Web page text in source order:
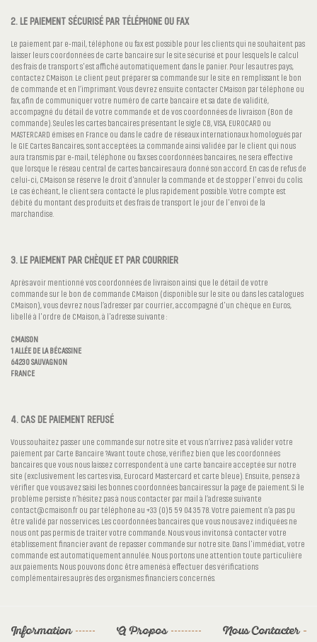
2. LE PAIEMENT SÉCURISÉ PAR TÉLÉPHONE OU FAX
Le paiement par e-mail, téléphone ou fax est possible pour les clients qui ne souhaitent pas
laisser leurs coordonnées de carte bancaire sur le site sécurisé et pour lesquels le calcul
des frais de transport s'est affiché automatiquement dans le panier. Pour les autres pays,
contactez CMaison. Le client peut préparer sa commande sur le site en remplissant le bon
de commande et en l’imprimant. Vous devrez ensuite contacter CMaison par téléphone ou
fax, afin de communiquer votre numéro de carte bancaire et sa date de validité,
accompagné du détail de votre commande et de vos coordonnées de livraison (Bon de
commande). Seules les cartes bancaires présentant le sigle CB, VISA, EUROCARD ou
MASTERCARD émises en France ou dans le cadre de réseaux internationaux homologués par
le GIE Cartes Bancaires, sont acceptées. La commande ainsi validée par le client qui nous
aura transmis par e-mail, téléphone ou fax ses coordonnées bancaires, ne sera effective
que lorsque le réseau central de cartes bancaires aura donné son accord. En cas de refus de
celui-ci, CMaison se réserve le droit d'annuler la commande et de stopper l'envoi du colis.
Le cas échéant, le client sera contacté le plus rapidement possible. Votre compte est
débité du montant des produits et des frais de transport le jour de l'envoi de la
marchandise.
3. LE PAIEMENT PAR CHÈQUE ET PAR COURRIER
Après avoir mentionné vos coordonnées de livraison ainsi que le détail de votre
commande sur le bon de commande CMaison (disponible sur le site ou dans les catalogues
CMaison), vous devrez nous l’adresser par courrier, accompagné d'un chèque en Euros,
libellé à l'ordre de CMaison, à l'adresse suivante :
CMAISON
1 ALLÉE DE LA BÉCASSINE
64230 SAUVAGNON
FRANCE
4. CAS DE PAIEMENT REFUSÉ
Vous souhaitez passer une commande sur notre site et vous n’arrivez pas à valider votre
paiement par Carte Bancaire ?Avant toute chose, vérifiez bien que les coordonnées
bancaires que vous nous laissez correspondent à une carte bancaire acceptée sur notre
site (exclusivement les cartes visa, Eurocard Mastercard et carte bleue). Ensuite, pensez à
vérifier que vous avez saisi les bonnes coordonnées bancaires sur la page de paiement. Si le
problème persiste n’hésitez pas à nous contacter par mail à l’adresse suivante
contact@cmaison.fr ou par téléphone au +33 (0)5 59 04 35 78. Votre paiement n’a pas pu
être validé par nos services. Les coordonnées bancaires que vous nous avez indiquées ne
nous ont pas permis de traiter votre commande. Nous vous invitons à contacter votre
établissement financier avant de repasser commande sur notre site. Dans l'immédiat, votre
commande est automatiquement annulée. Nous portons une attention toute particulière
aux paiements. Nous pouvons donc être amenés à effectuer des vérifications
complémentaires auprès des organismes financiers concernés.
Information A Propos Nous Contacter